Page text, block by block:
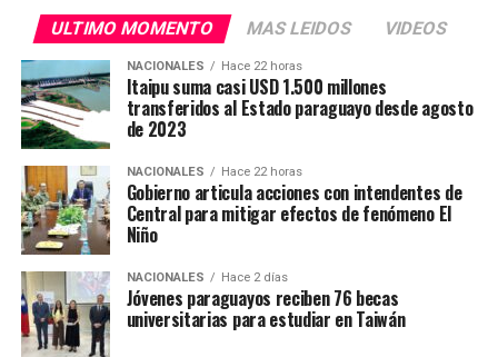
El Hospital de Día Oncológico (o Centro de Día) es una
unidad especializada diseñada para ofrecer tratamientos
ambulatorios contra el cáncer, como quimioterapia,
inmunoterapia, terapias biológicas y transfusiones
sanguíneas, sin necesidad de que el paciente quede
internado.
El propósito de este modelo de atención es permitir que
el paciente reciba su esquema médico en un entorno
cómodo y seguro durante el día, para luego regresar a
su hogar el mismo día
En Caazapá, son más de 600 los pacientes oncológicos
ULTIMO MOMENTO MAS LEIDOS VIDEOS
NACIONALES Hace 22 horas
Itaipu suma casi USD 1.500 millones
transferidos al Estado paraguayo desde agosto
de 2023
NACIONALES Hace 22 horas
Gobierno articula acciones con intendentes de
Central para mitigar efectos de fenómeno El
Niño
NACIONALES Hace 2 días
Jóvenes paraguayos reciben 76 becas
universitarias para estudiar en Taiwán